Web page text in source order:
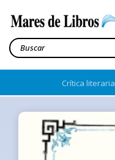
Crítica literaria